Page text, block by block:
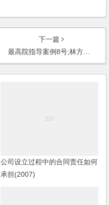
下一篇
最高院指导案例8号;林方清诉常熟市凯莱实业有限公司、戴小明公司解散纠纷案
公司设立过程中的合同责任如何
承担(2007)